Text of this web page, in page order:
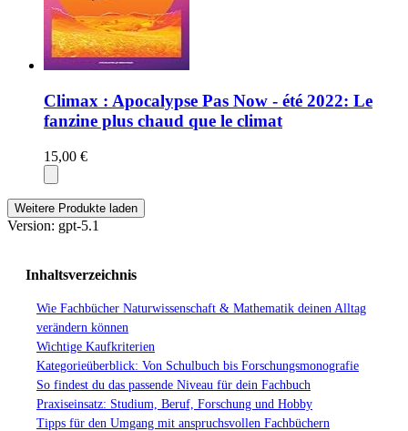
Climax : Apocalypse Pas Now - été 2022: Le
fanzine plus chaud que le climat
15,00 €
Weitere Produkte laden
Version: gpt-5.1
Inhaltsverzeichnis
Wie Fachbücher Naturwissenschaft & Mathematik deinen Alltag
verändern können
Wichtige Kaufkriterien
Kategorieüberblick: Von Schulbuch bis Forschungsmonografie
So findest du das passende Niveau für dein Fachbuch
Praxiseinsatz: Studium, Beruf, Forschung und Hobby
Tipps für den Umgang mit anspruchsvollen Fachbüchern